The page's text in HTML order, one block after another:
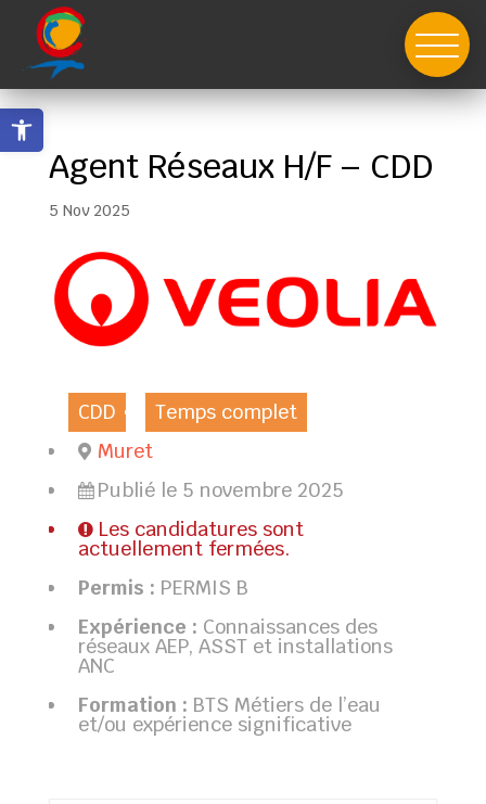
content
Ouvrir la barre d’outils
Agent Réseaux H/F – CDD
5 Nov 2025
CDD
Temps complet
Muret
Publié le 5 novembre 2025
Les candidatures sont
actuellement fermées.
Permis : PERMIS B
Expérience : Connaissances des
réseaux AEP, ASST et installations
ANC
Formation : BTS Métiers de l’eau
et/ou expérience significative